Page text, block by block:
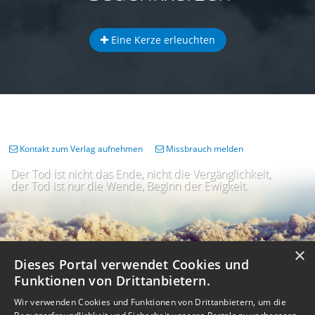
Eine Kerze erleuchten
Der Tod ist nicht das Ende, nicht die Vergänglichkeit,
der Tod ist nur die Wende, Beginn der Ewigkeit.
Kontakt zum Verlag aufnehmen Missbrauch melden
×
Dieses Portal verwendet Cookies und
Funktionen von Drittanbietern.
Wir verwenden Cookies und Funktionen von Drittanbietern, um die